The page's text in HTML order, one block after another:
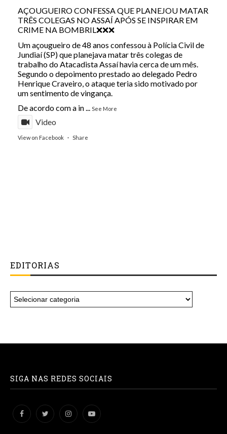
AÇOUGUEIRO CONFESSA QUE PLANEJOU MATAR
TRÊS COLEGAS NO ASSAÍ APÓS SE INSPIRAR EM
CRIME NA BOMBRIL❌❌❌
Um açougueiro de 48 anos confessou à Polícia Civil de
Jundiaí (SP) que planejava matar três colegas de
trabalho do Atacadista Assaí havia cerca de um mês.
Segundo o depoimento prestado ao delegado Pedro
Henrique Craveiro, o ataque teria sido motivado por
um sentimento de vingança.
De acordo com a in
See More
Video
View on Facebook · Share
EDITORIAS
SIGA NAS REDES SOCIAIS